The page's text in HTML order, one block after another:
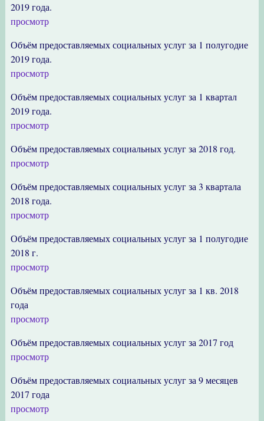
2019 года.
просмотр
Объём предоставляемых социальных услуг за 1 полугодие
2019 года.
просмотр
Объём предоставляемых социальных услуг за 1 квартал
2019 года.
просмотр
Объём предоставляемых социальных услуг за 2018 год.
просмотр
Объём предоставляемых социальных услуг за 3 квартала
2018 года.
просмотр
Объём предоставляемых социальных услуг за 1 полугодие
2018 г.
просмотр
Объём предоставляемых социальных услуг за 1 кв. 2018
года
просмотр
Объём предоставляемых социальных услуг за 2017 год
просмотр
Объём предоставляемых социальных услуг за 9 месяцев
2017 года
просмотр